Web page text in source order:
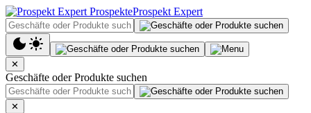
Prospekt Expert
✕
Geschäfte oder Produkte suchen
✕